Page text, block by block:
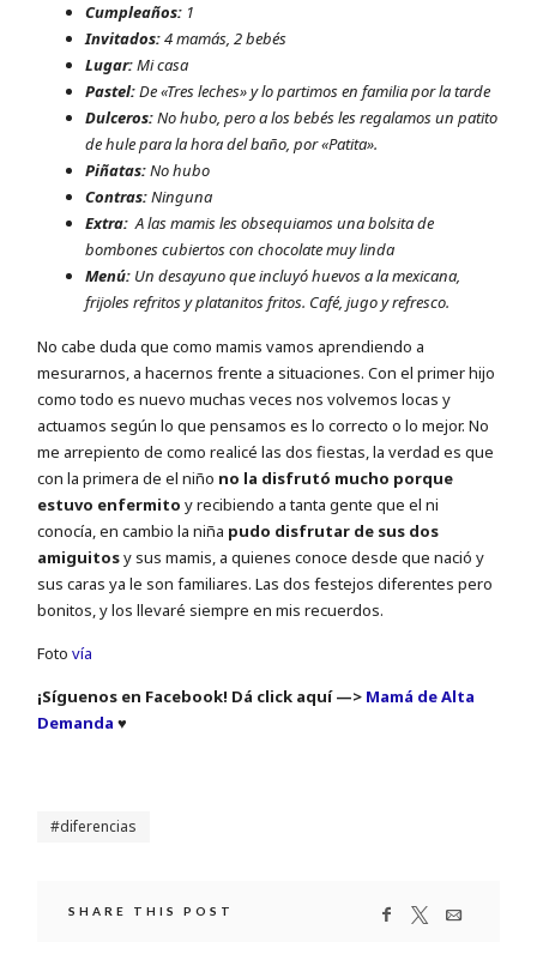
Cumpleaños: 1
Invitados:4 mamás, 2 bebés
Lugar:Mi casa
Pastel:De «Tres leches» y lo partimos en familia por la tarde
Dulceros:No hubo, pero a los bebés les regalamos un patito
de hule para la hora del baño, por «Patita».
Piñatas:No hubo
Contras:Ninguna
Extra: A las mamis les obsequiamos una bolsita de
bombones cubiertos con chocolate muy linda
Menú: Un desayuno que incluyó huevos a la mexicana,
frijoles refritos y platanitos fritos. Café, jugo y refresco.
No cabe duda que como mamis vamos aprendiendo a
mesurarnos, a hacernos frente a situaciones. Con el primer hijo
como todo es nuevo muchas veces nos volvemos locas y
actuamos según lo que pensamos es lo correcto o lo mejor. No
me arrepiento de como realicé las dos fiestas, la verdad es que
con la primera de el niño no la disfrutó mucho porque
estuvo enfermito y recibiendo a tanta gente que el ni
conocía, en cambio la niña pudo disfrutar de sus dos
amiguitosy sus mamis, a quienes conoce desde que nació y
sus caras ya le son familiares. Las dos festejos diferentes pero
bonitos, y los llevaré siempre en mis recuerdos.
Fotovía
¡Síguenos en Facebook! Dá click aquí —> Mamá de Alta
Demanda ♥
diferencias
SHARE THIS POST